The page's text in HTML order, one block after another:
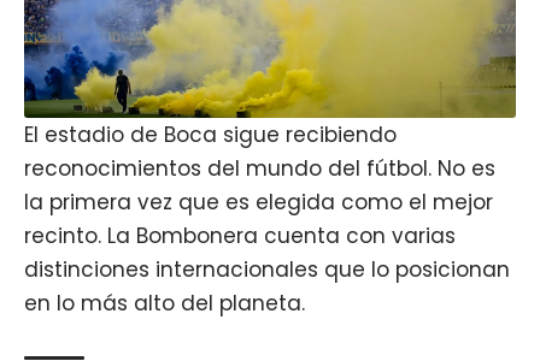
El estadio de Boca sigue recibiendo
reconocimientos del mundo del fútbol. No es
la primera vez que es elegida como el mejor
recinto. La Bombonera cuenta con varias
distinciones internacionales que lo posicionan
en lo más alto del planeta.